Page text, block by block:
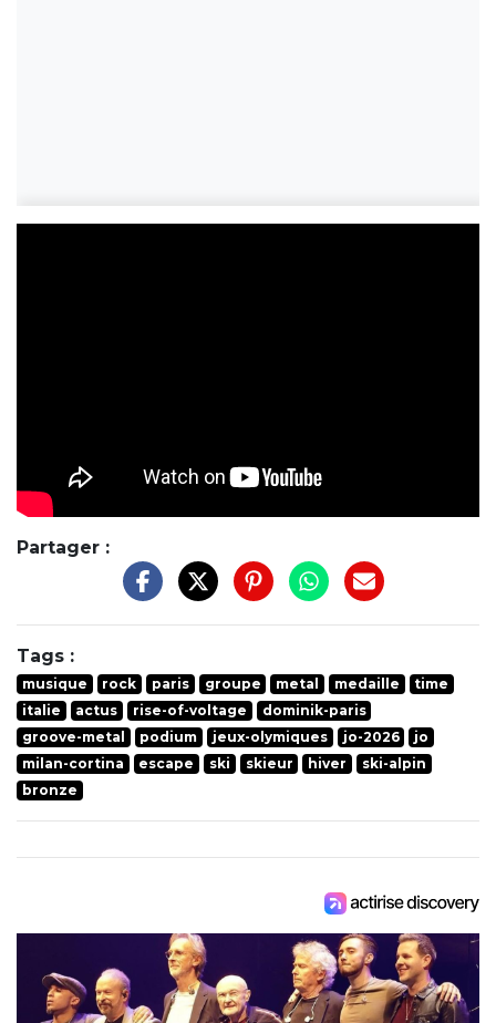
Partager :
Tags :
musique rock paris groupe metal medaille
time
italie
actus rise-of-voltage
dominik-paris
groove-metal
podium jeux-olymiques jo-2026
jo
milan-cortina
escape ski skieur hiver
ski-alpin
bronze